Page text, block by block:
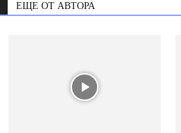
ЕЩЕ ОТ АВТОРА